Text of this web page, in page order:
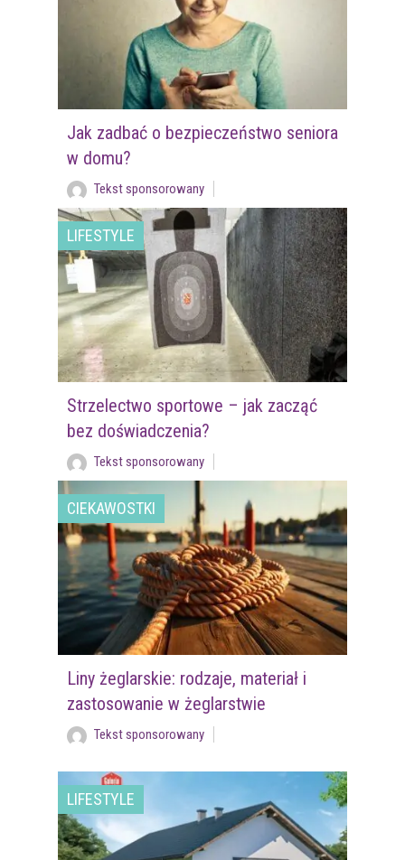
Jak zadbać o bezpieczeństwo seniora
w domu?
Tekst sponsorowany
LIFESTYLE
Strzelectwo sportowe – jak zacząć
bez doświadczenia?
Tekst sponsorowany
CIEKAWOSTKI
Liny żeglarskie: rodzaje, materiał i
zastosowanie w żeglarstwie
Tekst sponsorowany
LIFESTYLE